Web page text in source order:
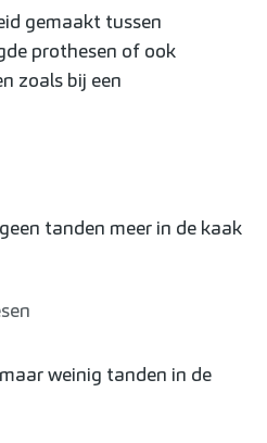
gemaakt tussen
prothesen of ook
zoals bij een
tanden meer in de kaak
weinig tanden in de